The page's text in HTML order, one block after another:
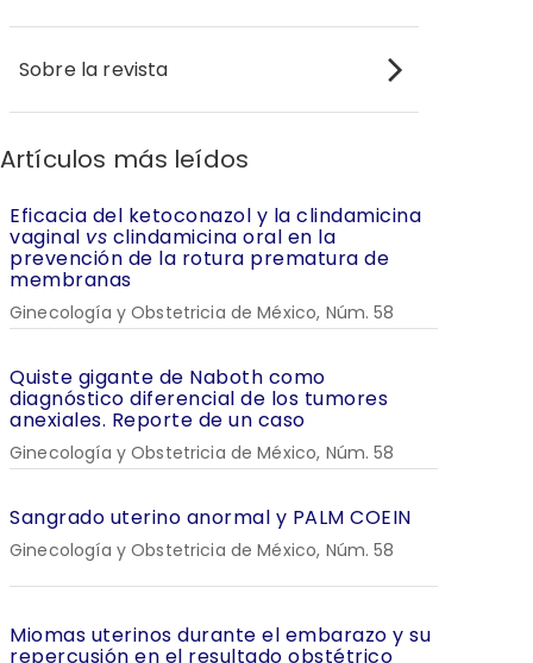
Sobre la revista
Artículos más leídos
Eficacia del ketoconazol y la clindamicina
vaginal vs clindamicina oral en la
prevención de la rotura prematura de
membranas
Ginecología y Obstetricia de México, Núm. 58
Quiste gigante de Naboth como
diagnóstico diferencial de los tumores
anexiales. Reporte de un caso
Ginecología y Obstetricia de México, Núm. 58
Sangrado uterino anormal y PALM COEIN
Ginecología y Obstetricia de México, Núm. 58
Miomas uterinos durante el embarazo y su
repercusión en el resultado obstétrico